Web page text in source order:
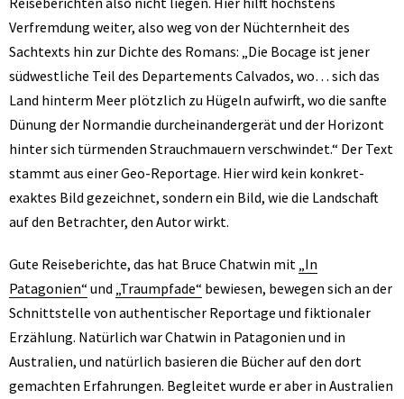
Verfremdung weiter, also weg von der Nüchternheit des
Sachtexts hin zur Dichte des Romans: „Die Bocage ist jener
südwestliche Teil des Departements Calvados, wo… sich das
Land hinterm Meer plötzlich zu Hügeln aufwirft, wo die sanfte
Dünung der Normandie durcheinandergerät und der Horizont
hinter sich türmenden Strauchmauern verschwindet.“ Der Text
stammt aus einer Geo-Reportage. Hier wird kein konkret-
exaktes Bild gezeichnet, sondern ein Bild, wie die Landschaft
auf den Betrachter, den Autor wirkt.
Gute Reiseberichte, das hat Bruce Chatwin mit „In
Patagonien“ und „Traumpfade“ bewiesen, bewegen sich an der
Schnittstelle von authentischer Reportage und fiktionaler
Erzählung. Natürlich war Chatwin in Patagonien und in
Australien, und natürlich basieren die Bücher auf den dort
gemachten Erfahrungen. Begleitet wurde er aber in Australien